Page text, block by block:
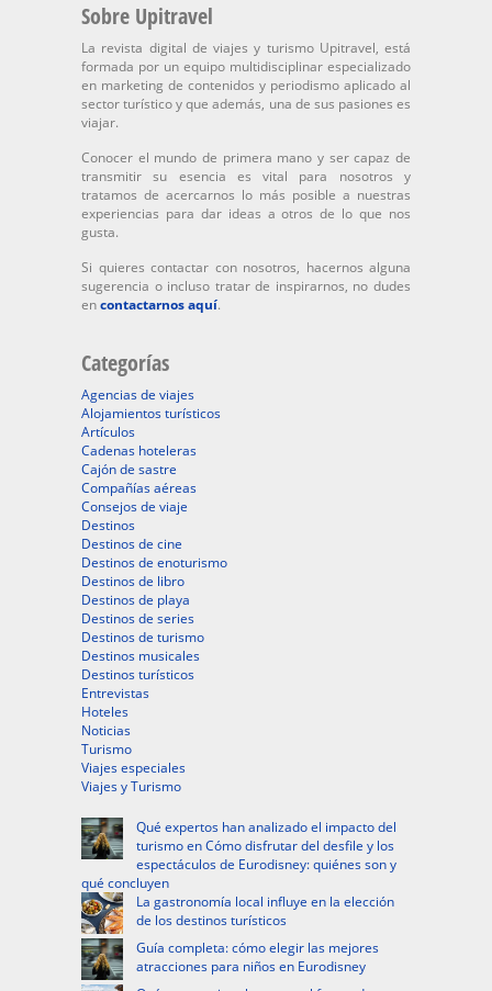
Sobre Upitravel
La revista digital de viajes y turismo Upitravel, está
formada por un equipo multidisciplinar especializado
en marketing de contenidos y periodismo aplicado al
sector turístico y que además, una de sus pasiones es
viajar.
Conocer el mundo de primera mano y ser capaz de
transmitir su esencia es vital para nosotros y
tratamos de acercarnos lo más posible a nuestras
experiencias para dar ideas a otros de lo que nos
gusta.
Si quieres contactar con nosotros, hacernos alguna
sugerencia o incluso tratar de inspirarnos, no dudes
encontactarnos aquí.
Categorías
Agencias de viajes
Alojamientos turísticos
Artículos
Cadenas hoteleras
Cajón de sastre
Compañías aéreas
Consejos de viaje
Destinos
Destinos de cine
Destinos de enoturismo
Destinos de libro
Destinos de playa
Destinos de series
Destinos de turismo
Destinos musicales
Destinos turísticos
Entrevistas
Hoteles
Noticias
Turismo
Viajes especiales
Viajes y Turismo
Qué expertos han analizado el impacto del
turismo en Cómo disfrutar del desfile y los
espectáculos de Eurodisney: quiénes son y
qué concluyen
La gastronomía local influye en la elección
de los destinos turísticos
Guía completa: cómo elegir las mejores
atracciones para niños en Eurodisney